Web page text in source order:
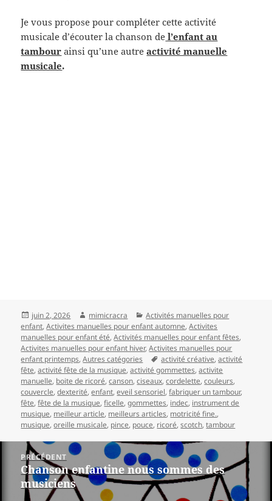
Je vous propose pour compléter cette activité
musicale d’écouter la chanson de l’enfant au
tambour ainsi qu’une autre activité manuelle
musicale.
Publié
le
juin 2, 2026 Auteur
mimicracra Catégories
Activités manuelles pour
enfant,Activites manuelles pour enfant automne,Activites
manuelles pour enfant été,Activités manuelles pour enfant fêtes,
Activites manuelles pour enfant hiver,Activites manuelles pour
enfant printemps,Autres catégories
Mots-
clés
activité créative,activité
fête,activité fête de la musique,activité gommettes,activite
manuelle, boite de ricoré,canson,ciseaux,cordelette,couleurs,
couvercle,dexterité,enfant,eveil sensoriel,fabriquer un tambour,
fête,fête de la musique,ficelle,gommettes, indec, instrument de
musique, meilleur article, meilleurs articles, motricité fine.,
musique,oreille musicale, pince, pouce, ricoré,scotch,tambour
Navigation
l’article
PRÉCÉDENT
Article
précédent :
Chanson enfantine nous sommes des
musiciens